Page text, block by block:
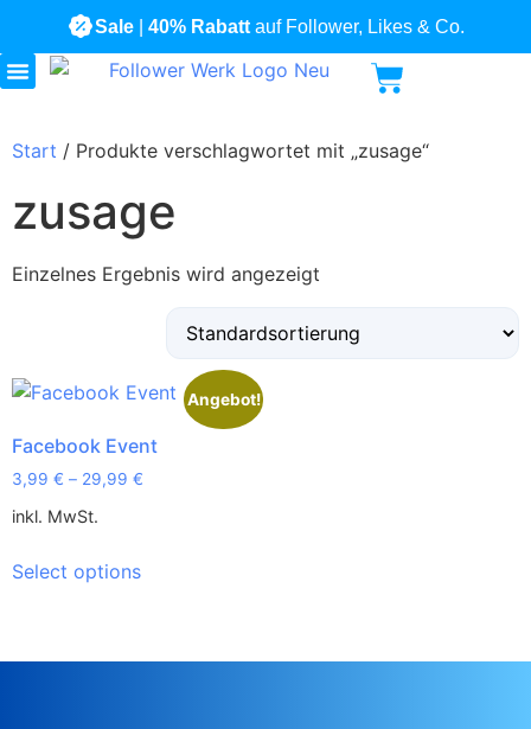
Sale 40% Rabatt auf Follower, Likes & Co.
Start / Produkte verschlagwortet mit „zusage“
zusage
Einzelnes Ergebnis wird angezeigt
Angebot!
Facebook Event
3,99 € – 29,99 €
inkl. MwSt.
Select options